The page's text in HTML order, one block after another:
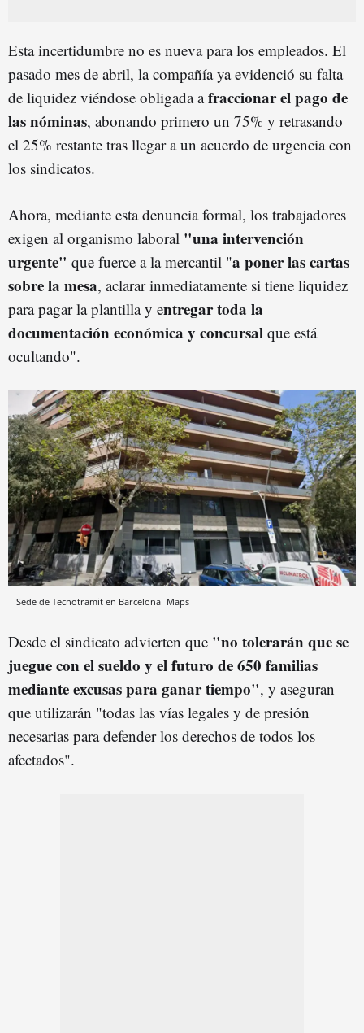
Esta incertidumbre no es nueva para los empleados. El
pasado mes de abril, la compañía ya evidenció su falta
de liquidez viéndose obligada afraccionar el pago de
las nóminas, abonando primero un 75% y retrasando
el 25% restante tras llegar a un acuerdo de urgencia con
los sindicatos.
Ahora, mediante esta denuncia formal, los trabajadores
exigen al organismo laboral "una intervención
urgente" que fuerce a la mercantil "a poner las cartas
sobre la mesa, aclarar inmediatamente si tiene liquidez
para pagar la plantilla y entregar toda la
documentación económica y concursal que está
ocultando".
Sede de Tecnotramit en Barcelona Maps
Desde el sindicato advierten que "no tolerarán que se
juegue con el sueldo y el futuro de 650 familias
mediante excusas para ganar tiempo", y aseguran
que utilizarán "todas las vías legales y de presión
necesarias para defender los derechos de todos los
afectados".